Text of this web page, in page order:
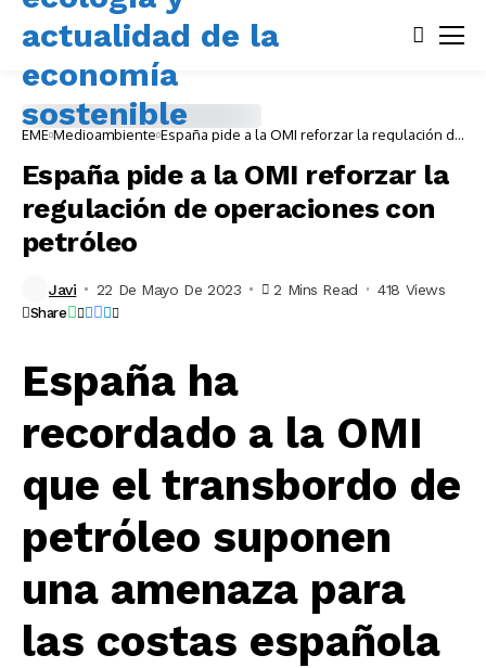
EME Medioambiente España pide a la OMI reforzar la regulación de
España pide a la OMI reforzar la
regulación de operaciones con
petróleo
Javi 22 De Mayo De 2023 2 Mins Read 418 Views
Share
España ha
recordado a la OMI
que el transbordo de
petróleo suponen
una amenaza para
las costas española